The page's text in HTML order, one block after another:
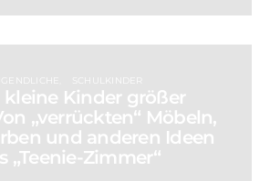
SCHULKINDER
kleine Kinder größer
„verrückten“ Möbeln,
und anderen Ideen
„Teenie-Zimmer“